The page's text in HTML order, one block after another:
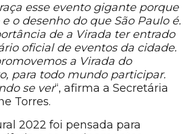
esse evento gigante porque
o desenho do que São Paulo é.
de a Virada ter entrado
oficial de eventos da cidade.
a Virada do
para todo mundo participar.
se ver“, afirma a Secretária
Torres.
2022 foi pensada para